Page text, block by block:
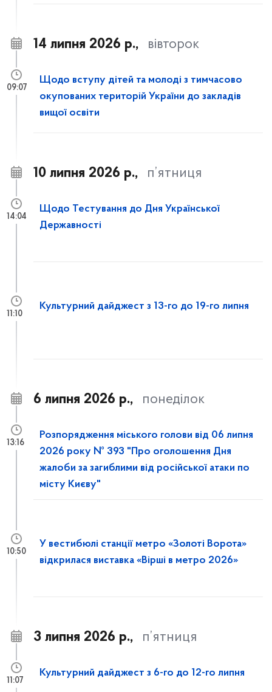
14 липня 2026 р., вівторок
Щодо вступу дітей та молоді з тимчасово
окупованих територій України до закладів
вищої освіти
09:07
10 липня 2026 р., п’ятниця
Щодо Тестування до Дня Української
Державності
14:04
Культурний дайджест з 13-го до 19-го липня
11:10
6 липня 2026 р., понеділок
Розпорядження міського голови від 06 липня
2026 року № 393 "Про оголошення Дня
жалоби за загиблими від російської атаки по
місту Києву"
13:16
У вестибюлі станції метро «Золоті Ворота»
відкрилася виставка «Вірші в метро 2026»
10:50
3 липня 2026 р., п’ятниця
Культурний дайджест з 6-го до 12-го липня
11:07